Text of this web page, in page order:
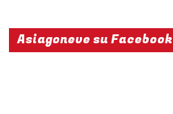
Asiagoneve su Facebook